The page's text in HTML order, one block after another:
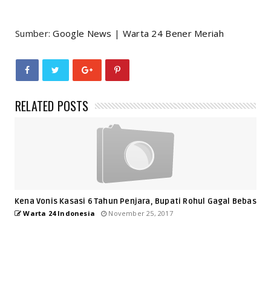
Sumber:Google News | Warta 24 Bener Meriah
RELATED POSTS
Kena Vonis Kasasi 6 Tahun Penjara, Bupati Rohul Gagal Bebas
Warta 24 Indonesia November 25, 2017